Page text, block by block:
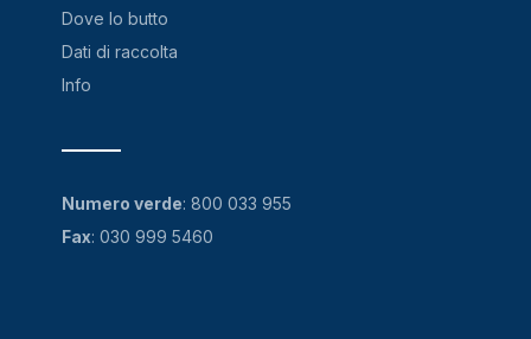
Dove lo butto
Dati di raccolta
Info
Numero verde: 800 033 955
Fax: 030 999 5460